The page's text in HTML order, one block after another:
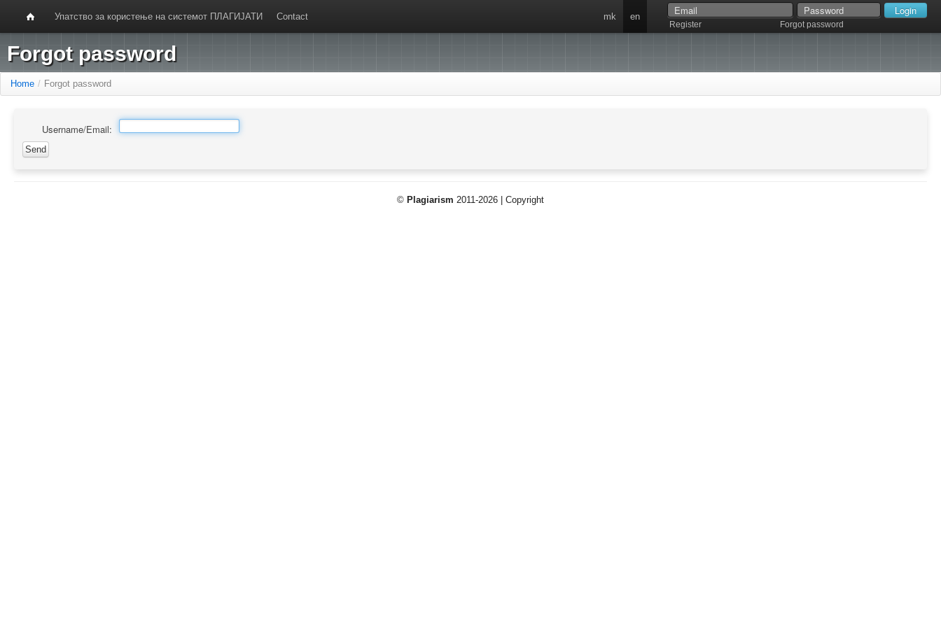
Упатство за користење на системот ПЛАГИЈАТИ Contact
Register Forgot password
mk en
Forgot password
Home / Forgot password
Username/Email:
© Plagiarism 2011-2026 | Copyright